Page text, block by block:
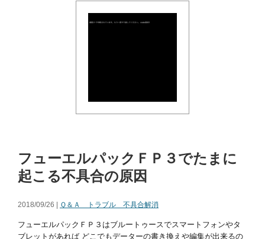
フューエルパックＦＰ３でたまに
起こる不具合の原因
2018/09/26 | Ｑ＆Ａ トラブル 不具合解消
フューエルパックＦＰ３はブルートゥースでスマートフォンやタ
ブレットがあれば どこでもデーターの書き換えや編集が出来るの